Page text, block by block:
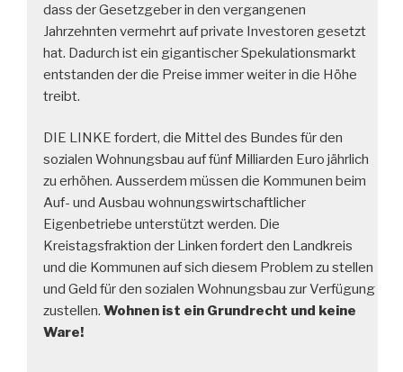
dass der Gesetzgeber in den vergangenen
Jahrzehnten vermehrt auf private Investoren gesetzt
hat. Dadurch ist ein gigantischer Spekulationsmarkt
entstanden der die Preise immer weiter in die Höhe
treibt.
DIE LINKE fordert, die Mittel des Bundes für den
sozialen Wohnungsbau auf fünf Milliarden Euro jährlich
zu erhöhen. Ausserdem müssen die Kommunen beim
Auf- und Ausbau wohnungswirtschaftlicher
Eigenbetriebe unterstützt werden. Die
Kreistagsfraktion der Linken fordert den Landkreis
und die Kommunen auf sich diesem Problem zu stellen
und Geld für den sozialen Wohnungsbau zur Verfügung
zustellen. Wohnen ist ein Grundrecht und keine
Ware!